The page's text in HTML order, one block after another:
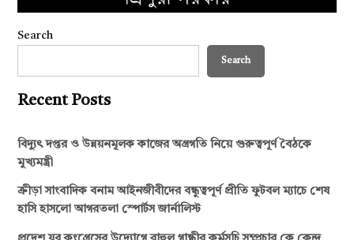
Search
Search
Recent Posts
বিদ্যুৎ দপ্তর ও উন্নয়নমূলক কাজের অগ্রগতি নিয়ে গুরুত্বপূর্ণ বৈঠকে
মুখ্যমন্ত্রী
ক্রীড়া সাংবাদিক বনাম আইনজীবীদের বন্ধুত্বপূর্ণ প্রীতি ফুটবল ম্যাচে শেষ
হাসি হাসলো আগরতলা স্পোর্টস জার্নালিস্ট